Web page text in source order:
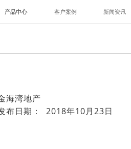
产品中心 客户案例 新闻资讯
海湾地产
布日期： 2018年10月23日